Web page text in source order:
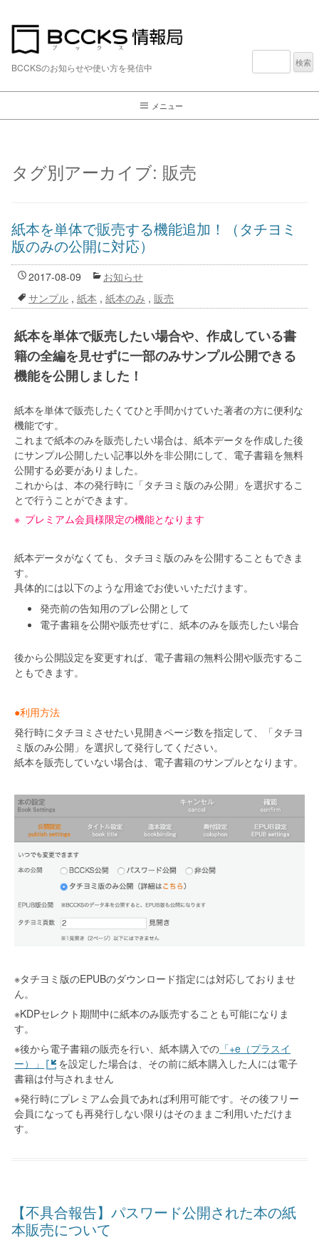
BCCKSのお知らせや使い方を発信中
検
メニュー
タグ別アーカイブ: 販売
紙本を単体で販売する機能追加！（タチヨミ
版のみの公開に対応）
2017-08-09
お知らせ
サンプル , 紙本 , 紙本のみ , 販売
紙本を単体で販売したい場合や、作成している書
籍の全編を見せずに一部のみサンプル公開できる
機能を公開しました！
紙本を単体で販売したくてひと手間かけていた著者の方に便利な
機能です。
これまで紙本のみを販売したい場合は、紙本データを作成した後
にサンプル公開したい記事以外を非公開にして、電子書籍を無料
公開する必要がありました。
これからは、本の発行時に「タチヨミ版のみ公開」を選択するこ
とで行うことができます。
プレミアム会員様限定の機能となります
紙本データがなくても、タチヨミ版のみを公開することもできま
す。
具体的には以下のような用途でお使いいただけます。
発売前の告知用のプレ公開として
電子書籍を公開や販売せずに、紙本のみを販売したい場合
後から公開設定を変更すれば、電子書籍の無料公開や販売するこ
ともできます。
●利用方法
発行時にタチヨミさせたい見開きページ数を指定して、「タチヨ
ミ版のみ公開」を選択して発行してください。
紙本を販売していない場合は、電子書籍のサンプルとなります。
※タチヨミ版のEPUBのダウンロード指定には対応しておりませ
ん。
※KDPセレクト期間中に紙本のみ販売することも可能になりま
す。
※後から電子書籍の販売を行い、紙本購入での 「+e（プラスイ
ー）」
を設定した場合は、その前に紙本購入した人には電子
書籍は付与されません
※発行時にプレミアム会員であれば利用可能です。その後フリー
会員になっても再発行しない限りはそのままご利用いただけま
す。
【不具合報告】パスワード公開された本の紙
本販売について